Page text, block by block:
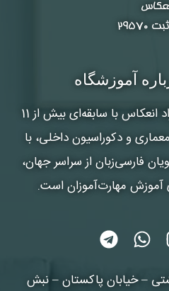
آموزشگاه
انعکاس
با سابقه‌ای بیش از 11
و دکوراسیون داخلی، با
فارسی‌زبان از سراسر جهان،
آموزش مهارت‌آموزان است.
– خیابان پاکستان – نبش